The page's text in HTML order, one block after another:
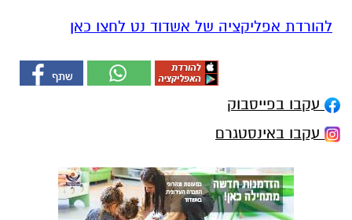
להורדת אפליקציה של אשדוד נט לחצו כאן
עקבו בפייסבוק
עקבו באינסטגרם